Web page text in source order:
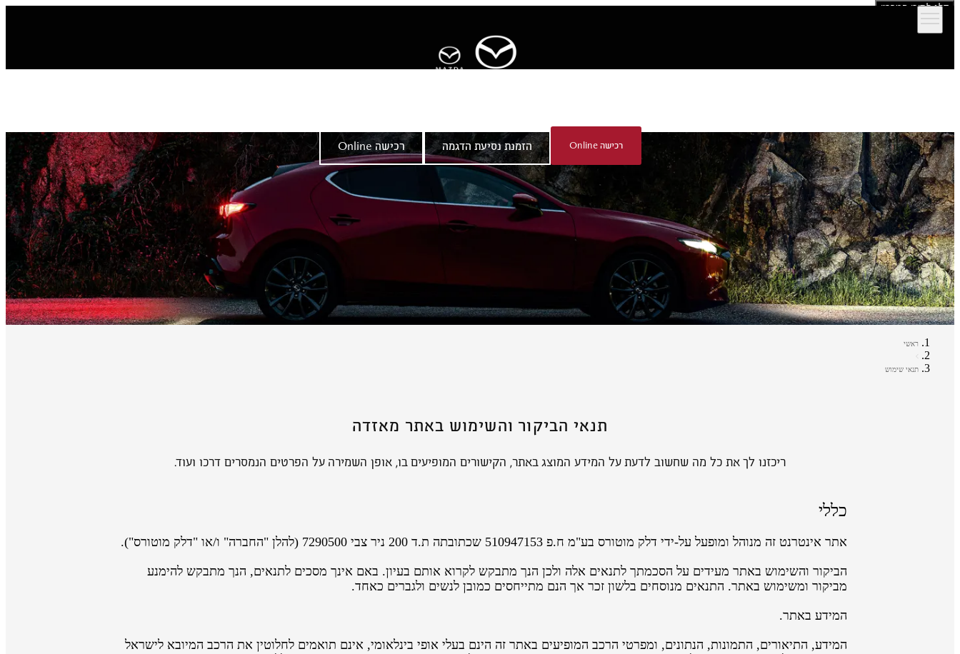
דלג לתוכן המרכזי
רכישה Online הזמנת נסיעת הדגמה רכישה Online
ראשי
תנאי שימוש
תנאי הביקור והשימוש באתר מאזדה
ריכזנו לך את כל מה שחשוב לדעת על המידע המוצג באתר, הקישורים המופיעים בו, אופן השמירה על הפרטים הנמסרים דרכו ועוד.
כללי
אתר אינטרנט זה מנוהל ומופעל על-ידי דלק מוטורס בע"מ ח.פ 510947153 שכתובתה ת.ד 200 ניר צבי 7290500 (להלן "החברה" ו/או "דלק מוטורס").
הביקור והשימוש באתר מעידים על הסכמתך לתנאים אלה ולכן הנך מתבקש לקרוא אותם בעיון. באם אינך מסכים לתנאים, הנך מתבקש להימנע
מביקור ומשימוש באתר. התנאים מנוסחים בלשון זכר אך הנם מתייחסים כמובן לנשים ולגברים כאחד.
המידע באתר.
המידע, התיאורים, התמונות, הנתונים, ומפרטי הרכב המופיעים באתר זה הינם בעלי אופי בינלאומי, אינם תואמים לחלוטין את הרכב המיובא לישראל